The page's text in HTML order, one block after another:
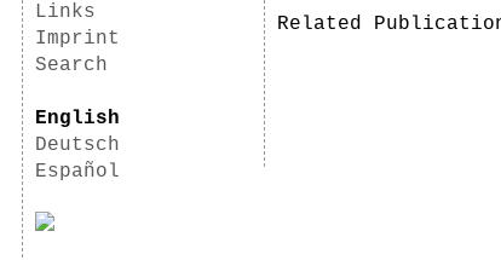
Links
Imprint
Search
English
Deutsch
Español
Related